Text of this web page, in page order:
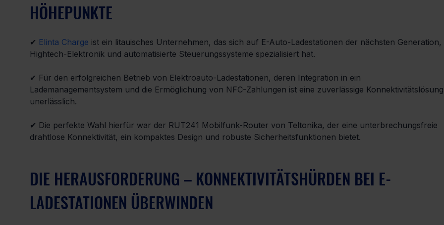
HÖHEPUNKTE
✔ Elinta Charge ist ein litauisches Unternehmen, das sich auf E-Auto-Ladestationen der nächsten Generation,
Hightech-Elektronik und automatisierte Steuerungssysteme spezialisiert hat.
✔ Für den erfolgreichen Betrieb von Elektroauto-Ladestationen, deren Integration in ein
Lademanagementsystem und die Ermöglichung von NFC-Zahlungen ist eine zuverlässige
unerlässlich.
✔ Die perfekte Wahl hierfür war der RUT241 Mobilfunk-Router von Teltonika, der eine unterbrechungsfreie
drahtlose Konnektivität, ein kompaktes Design und robuste Sicherheitsfunktionen bietet.
DIE HERAUSFORDERUNG – KONNEKTIVITÄTSHÜRDEN BEI E-
LADESTATIONEN ÜBERWINDEN